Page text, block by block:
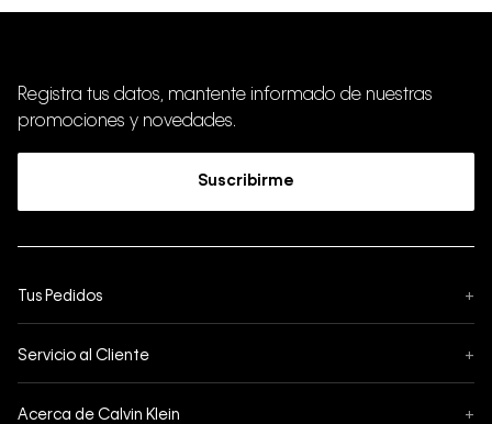
Registra tus datos, mantente informado de nuestras
promociones y novedades.
Suscribirme
Tus Pedidos +
Formas de Pago
Servicio al Cliente +
Acerca de Calvin Klein +